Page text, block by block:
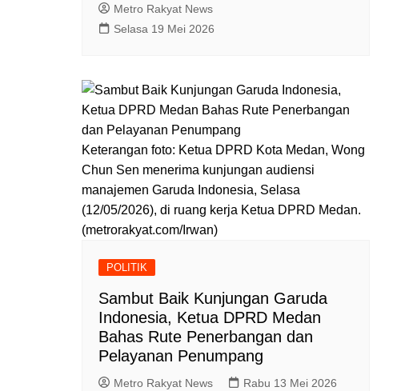
Metro Rakyat News
Selasa 19 Mei 2026
Keterangan foto: Ketua DPRD Kota Medan, Wong
Chun Sen menerima kunjungan audiensi
manajemen Garuda Indonesia, Selasa
(12/05/2026), di ruang kerja Ketua DPRD Medan.
(metrorakyat.com/Irwan)
POLITIK
Sambut Baik Kunjungan Garuda
Indonesia, Ketua DPRD Medan
Bahas Rute Penerbangan dan
Pelayanan Penumpang
Metro Rakyat News Rabu 13 Mei 2026